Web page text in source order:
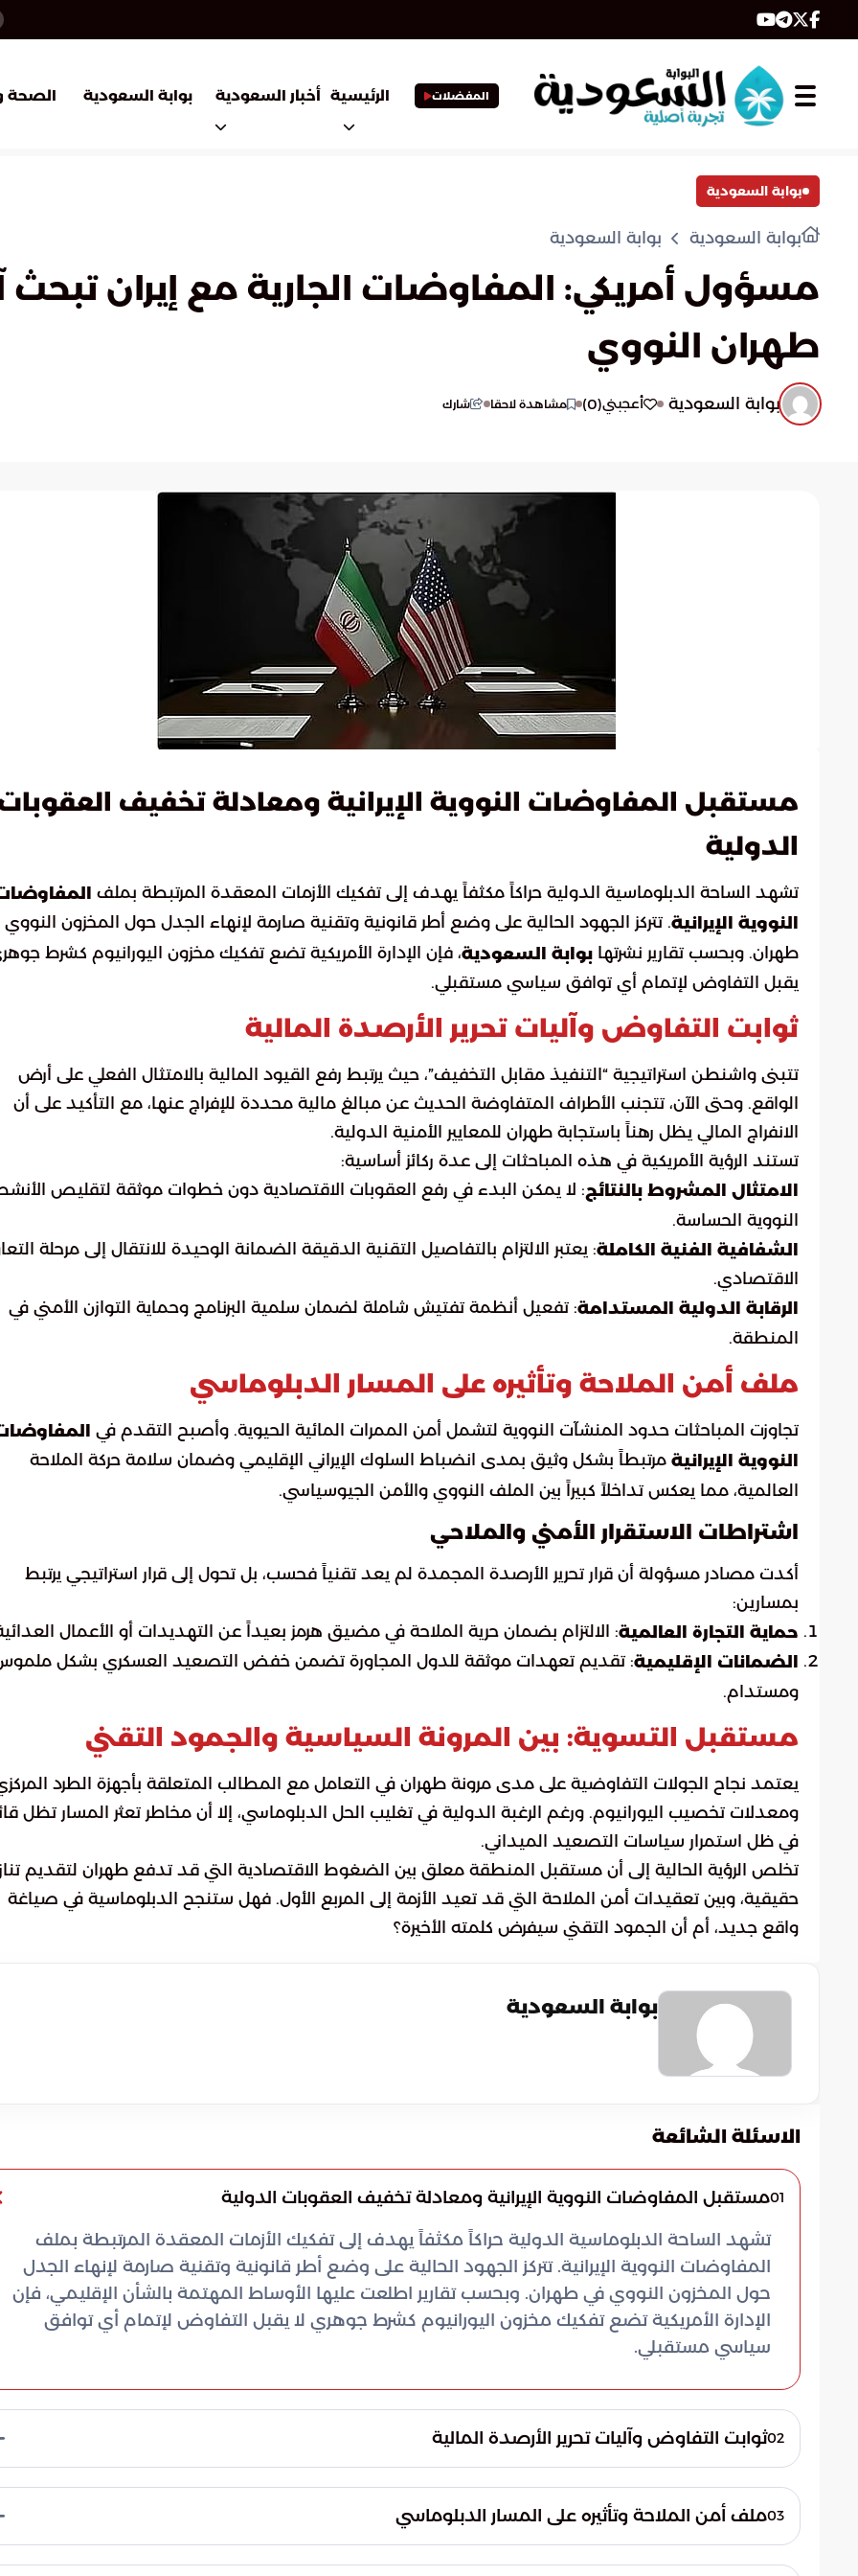
المفضلات الرئيسية أخبار السعودية بوابة السعودية الصحة
بوابة السعودية
بوابة السعودية بوابة السعودية
مسؤول أمريكي: المفاوضات الجارية مع إيران
طهران النووي
بوابة السعودية أعجبني(
0
) مشاهدة لاحقا شارك
مستقبل المفاوضات النووية الإيرانية ومعادلة تخفيف
الدولية
تشهد الساحة الدبلوماسية الدولية حراكاً مكثفاً يهدف إلى تفكيك الأزمات المعقدة المرتبطة بملف
النووية الإيرانية. تتركز الجهود الحالية على وضع أطر قانونية وتقنية صارمة لإنهاء الجدل حول المخزون
طهران. وبحسب تقارير نشرتها بوابة السعودية، فإن الإدارة الأمريكية تضع تفكيك مخزون اليورانيوم كشرط
يقبل التفاوض لإتمام أي توافق سياسي مستقبلي.
ثوابت التفاوض وآليات تحرير الأرصدة المالية
تتبنى واشنطن استراتيجية “التنفيذ مقابل التخفيف”، حيث يرتبط رفع القيود المالية بالامتثال الفعلي على أرض
الواقع. وحتى الآن، تتجنب الأطراف المتفاوضة الحديث عن مبالغ مالية محددة للإفراج عنها، مع التأكيد على أن
الانفراج المالي يظل رهناً باستجابة طهران للمعايير الأمنية الدولية.
تستند الرؤية الأمريكية في هذه المباحثات إلى عدة ركائز أساسية:
الامتثال المشروط بالنتائج: لا يمكن البدء في رفع العقوبات الاقتصادية دون خطوات موثقة لتقليص
النووية الحساسة.
الشفافية الفنية الكاملة: يعتبر الالتزام بالتفاصيل التقنية الدقيقة الضمانة الوحيدة للانتقال إلى مرحلة
الاقتصادي.
الرقابة الدولية المستدامة: تفعيل أنظمة تفتيش شاملة لضمان سلمية البرنامج وحماية التوازن الأمني في
المنطقة.
ملف أمن الملاحة وتأثيره على المسار الدبلوماسي
تجاوزت المباحثات حدود المنشآت النووية لتشمل أمن الممرات المائية الحيوية. وأصبح التقدم في
النووية الإيرانية مرتبطاً بشكل وثيق بمدى انضباط السلوك الإيراني الإقليمي وضمان سلامة حركة الملاحة
العالمية، مما يعكس تداخلاً كبيراً بين الملف النووي والأمن الجيوسياسي.
اشتراطات الاستقرار الأمني والملاحي
أكدت مصادر مسؤولة أن قرار تحرير الأرصدة المجمدة لم يعد تقنياً فحسب، بل تحول إلى قرار استراتيجي يرتبط
بمسارين:
حماية التجارة العالمية: الالتزام بضمان حرية الملاحة في مضيق هرمز بعيداً عن التهديدات أو الأعمال
الضمانات الإقليمية: تقديم تعهدات موثقة للدول المجاورة تضمن خفض التصعيد العسكري بشكل
ومستدام.
مستقبل التسوية: بين المرونة السياسية والجمود التقني
يعتمد نجاح الجولات التفاوضية على مدى مرونة طهران في التعامل مع المطالب المتعلقة بأجهزة الطرد
ومعدلات تخصيب اليورانيوم. ورغم الرغبة الدولية في تغليب الحل الدبلوماسي، إلا أن مخاطر تعثر المسار تظل
في ظل استمرار سياسات التصعيد الميداني.
تخلص الرؤية الحالية إلى أن مستقبل المنطقة معلق بين الضغوط الاقتصادية التي قد تدفع طهران لتقديم
حقيقية، وبين تعقيدات أمن الملاحة التي قد تعيد الأزمة إلى المربع الأول. فهل ستنجح الدبلوماسية في صياغة
واقع جديد، أم أن الجمود التقني سيفرض كلمته الأخيرة؟
بوابة السعودية
الاسئلة الشائعة
01مستقبل المفاوضات النووية الإيرانية ومعادلة تخفيف العقوبات الدولية
تشهد الساحة الدبلوماسية الدولية حراكاً مكثفاً يهدف إلى تفكيك الأزمات المعقدة المرتبطة بملف
المفاوضات النووية الإيرانية. تتركز الجهود الحالية على وضع أطر قانونية وتقنية صارمة لإنهاء الجدل
حول المخزون النووي في طهران. وبحسب تقارير اطلعت عليها الأوساط المهتمة بالشأن الإقليمي، فإن
الإدارة الأمريكية تضع تفكيك مخزون اليورانيوم كشرط جوهري لا يقبل التفاوض لإتمام أي توافق
سياسي مستقبلي.
02ثوابت التفاوض وآليات تحرير الأرصدة المالية
على أرض الواقع. وحتى الآن، تتجنب الأطراف المتفاوضة الحديث عن مبالغ مالية محددة للإفراج عنها.
يظل الانفراج المالي رهناً باستجابة طهران للمعايير الأمنية الدولية. وتستند الرؤية الأمريكية في هذه
المباحثات إلى عدة ركائز أساسية تشمل الامتثال المشروط بالنتائج، والشفافية الفنية الكاملة، والرقابة
03ملف أمن الملاحة وتأثيره على المسار الدبلوماسي